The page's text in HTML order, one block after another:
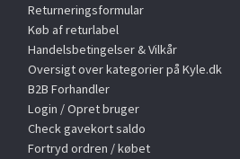
Returneringsformular
Køb af returlabel
Handelsbetingelser & Vilkår
Oversigt over kategorier på Kyle.dk
B2B Forhandler
Login / Opret bruger
Check gavekort saldo
Fortryd ordren / købet